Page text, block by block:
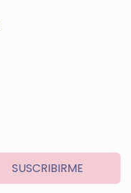
SUSCRIBIRME